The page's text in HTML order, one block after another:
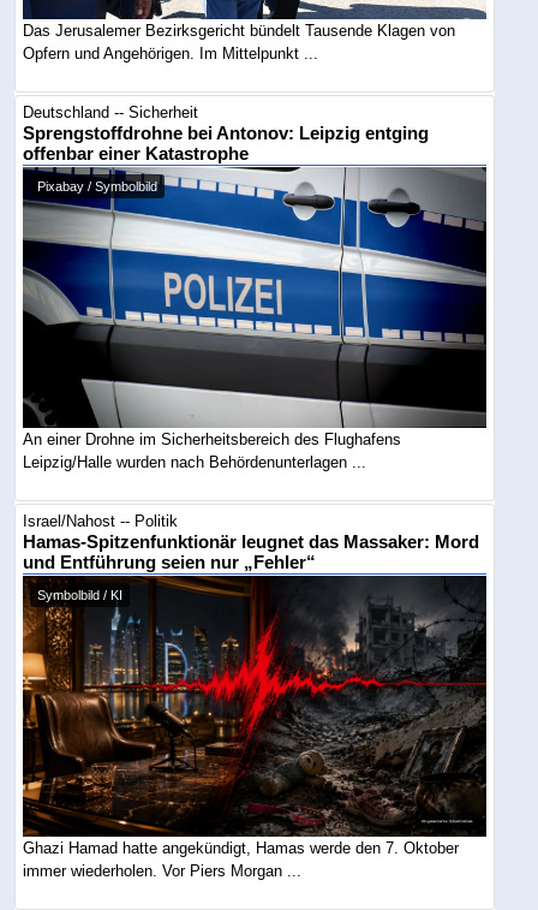
Das Jerusalemer Bezirksgericht bündelt Tausende Klagen von
Opfern und Angehörigen. Im Mittelpunkt ...
Deutschland -- Sicherheit
Sprengstoffdrohne bei Antonov: Leipzig entging
offenbar einer Katastrophe
Pixabay / Symbolbild
An einer Drohne im Sicherheitsbereich des Flughafens
Leipzig/Halle wurden nach Behördenunterlagen ...
Israel/Nahost -- Politik
Hamas-Spitzenfunktionär leugnet das Massaker: Mord
und Entführung seien nur „Fehler“
Symbolbild / KI
Ghazi Hamad hatte angekündigt, Hamas werde den 7. Oktober
immer wiederholen. Vor Piers Morgan ...